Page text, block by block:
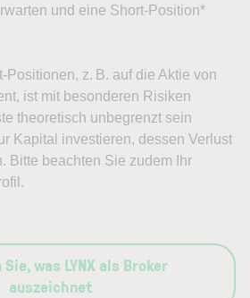
und eine Short-Position*
Positionen, z. B. auf die Aktie von
ist mit besonderen Risiken
theoretisch unbegrenzt sein
Kapital investieren, dessen Verlust
Bitte beachten Sie zudem Ihr
was LYNX als Broker
auszeichnet